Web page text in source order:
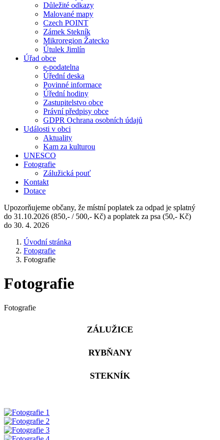
Důležité odkazy
Malované mapy
Czech POINT
Zámek Stekník
Mikroregion Žatecko
Útulek Jimlín
Úřad obce
e-podatelna
Úřední deska
Povinné informace
Úřední hodiny
Zastupitelstvo obce
Právní předpisy obce
GDPR Ochrana osobních údajů
Události v obci
Aktuality
Kam za kulturou
UNESCO
Fotografie
Zálužická pouť
Kontakt
Dotace
Upozorňujeme občany, že místní poplatek za odpad je splatný
do 31.10.2026 (850,- / 500,- Kč) a poplatek za psa (50,- Kč)
do 30. 4. 2026
Úvodní stránka
Fotografie
Fotografie
Fotografie
Fotografie
ZÁLUŽICE
RYBŇANY
STEKNÍK